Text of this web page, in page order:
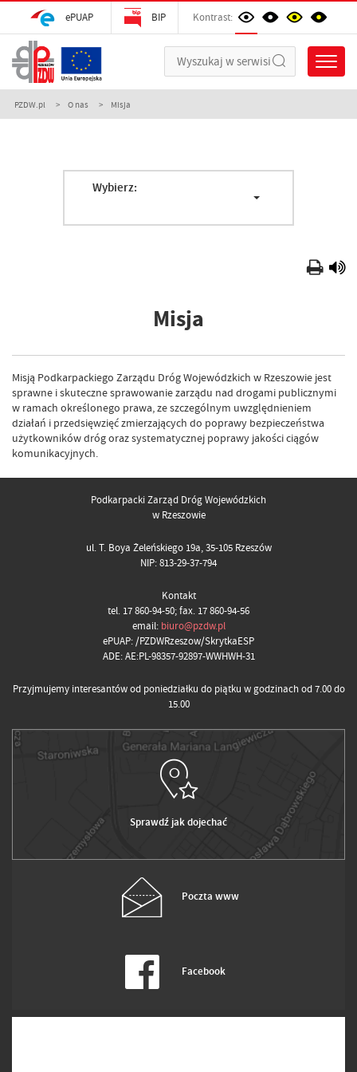
ePUAP BIP Kontrast:
PZDW.pl O nas Misja
Wybierz:
Misja
Misją Podkarpackiego Zarządu Dróg Wojewódzkich w Rzeszowie jest
sprawne i skuteczne sprawowanie zarządu nad drogami publicznymi
w ramach określonego prawa, ze szczególnym uwzględnieniem
działań i przedsięwzięć zmierzających do poprawy bezpieczeństwa
użytkowników dróg oraz systematycznej poprawy jakości ciągów
komunikacyjnych.
Podkarpacki Zarząd Dróg Wojewódzkich
w Rzeszowie
ul. T. Boya Żeleńskiego 19a, 35-105 Rzeszów
NIP: 813-29-37-794
Kontakt
tel. 17 860-94-50; fax. 17 860-94-56
email: biuro@pzdw.pl
ePUAP: /PZDWRzeszow/SkrytkaESP
ADE: AE:PL-98357-92897-WWHWH-31
Przyjmujemy interesantów od poniedziałku do piątku w godzinach od 7.00 do
15.00
Sprawdź jak dojechać
Poczta www
Facebook